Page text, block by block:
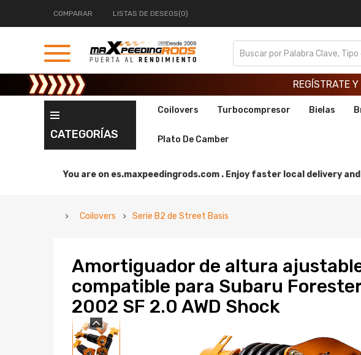
COMPARAR LISTAS DE DESEOS(0)
REGÍSTRATE Y
REGÍSTRATE
REGÍSTRATE
CATEGORÍAS
Coilovers Turbocompresor Bielas
Plato De Camber
You are on es.maxpeedingrods.com . Enjoy faster local delivery
Coilovers Serie B2 de Street Basis
Amortiguador de altura
compatible para Subaru
2002 SF 2.0 AWD Shock